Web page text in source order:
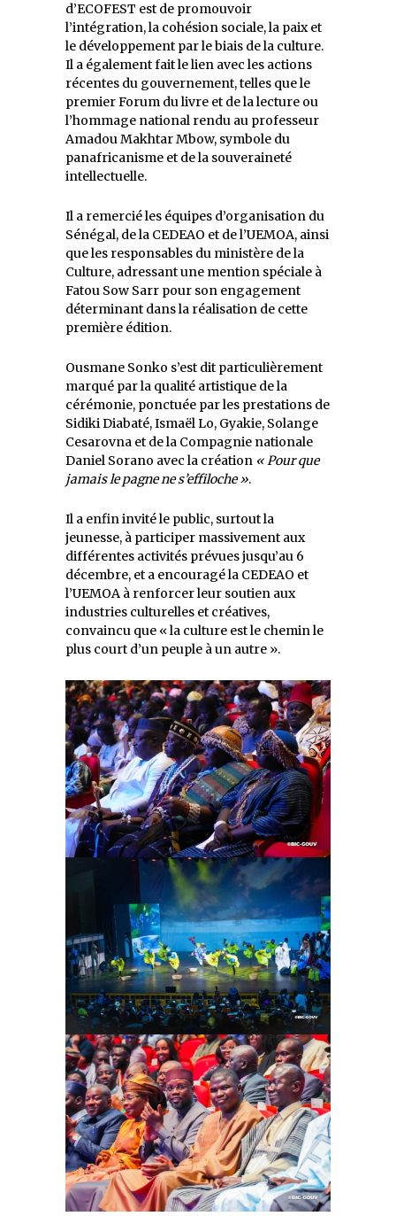
d’ECOFEST est de promouvoir
l’intégration, la cohésion sociale, la paix et
le développement par le biais de la culture.
Il a également fait le lien avec les actions
récentes du gouvernement, telles que le
premier Forum du livre et de la lecture ou
l’hommage national rendu au professeur
Amadou Makhtar Mbow, symbole du
panafricanisme et de la souveraineté
intellectuelle.
Il a remercié les équipes d’organisation du
Sénégal, de la CEDEAO et de l’UEMOA, ainsi
que les responsables du ministère de la
Culture, adressant une mention spéciale à
Fatou Sow Sarr pour son engagement
déterminant dans la réalisation de cette
première édition.
Ousmane Sonko s’est dit particulièrement
marqué par la qualité artistique de la
cérémonie, ponctuée par les prestations de
Sidiki Diabaté, Ismaël Lo, Gyakie, Solange
Cesarovna et de la Compagnie nationale
Daniel Sorano avec la création « Pour que
jamais le pagne ne s’effiloche ».
Il a enfin invité le public, surtout la
jeunesse, à participer massivement aux
différentes activités prévues jusqu’au 6
décembre, et a encouragé la CEDEAO et
l’UEMOA à renforcer leur soutien aux
industries culturelles et créatives,
convaincu que « la culture est le chemin le
plus court d’un peuple à un autre ».